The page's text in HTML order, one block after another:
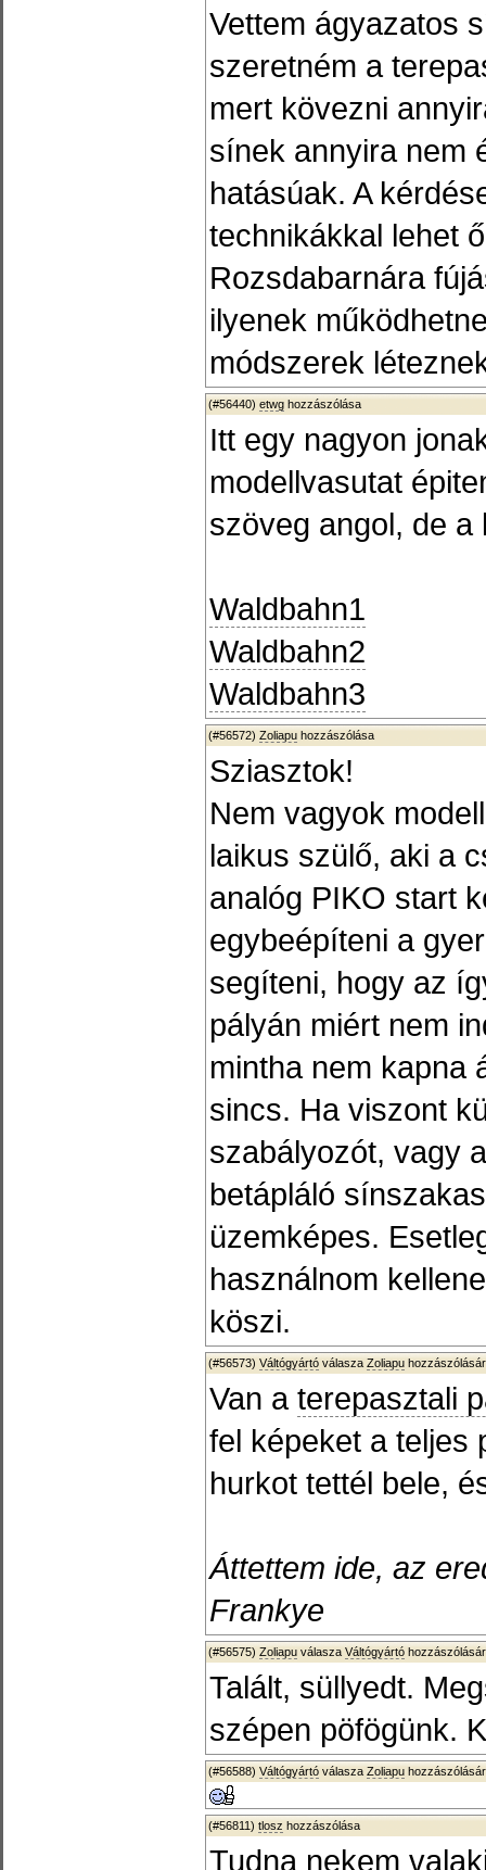
Vettem ágyazatos
szeretném a
mert kövezni
sínek annyira nem
hatásúak. A
technikákkal lehet
Rozsdabarnára
ilyenek
módszerek
(#56440) etwg hozzászólása
Itt egy nagyon
modellvasutat
szöveg angol, de
Waldbahn1
Waldbahn2
Waldbahn3
(#56572) Zoliapu hozzászólása
Sziasztok!
Nem vagyok
laikus szülő, aki a
analóg PIKO start
egybeépíteni a
segíteni, hogy az
pályán miért nem
mintha nem kapna
sincs. Ha viszont
szabályozót, vagy
betápláló
üzemképes.
használnom
köszi.
(#56573) Váltógyártó válasza Zoliapu
Van a terepasztali
fel képeket a teljes
hurkot tettél bele,
Áttettem ide, az
Frankye
(#56575) Zoliapu válasza Váltógyártó
Talált, süllyedt.
szépen pöfögünk.
(#56588) Váltógyártó válasza Zoliapu
(#56811) tlosz hozzászólása
Tudna nekem